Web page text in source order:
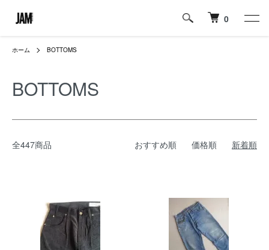
0
ホーム BOTTOMS
BOTTOMS
全447商品 おすすめ順 価格順 新着順